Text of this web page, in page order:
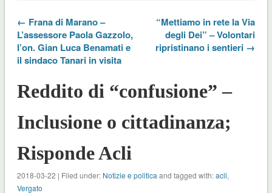
← Frana di Marano –
L’assessore Paola Gazzolo,
l’on. Gian Luca Benamati e
il sindaco Tanari in visita
“Mettiamo in rete la Via
degli Dei” – Volontari
ripristinano i sentieri →
Reddito di “confusione” –
Inclusione o cittadinanza;
Risponde Acli
2018-03-22 | Filed under: Notizie e politica and tagged with:acli,
Vergato